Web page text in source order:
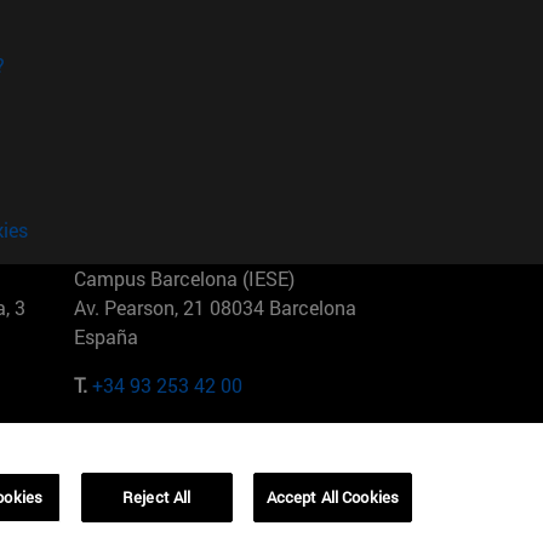
3
Campus Barcelona (IESE)
Av. Pearson, 21 08034 Barcelona
España
T.+34 93 253 42 00
01321001 Bela Vista Brasil
Reject All Accept All Cookies